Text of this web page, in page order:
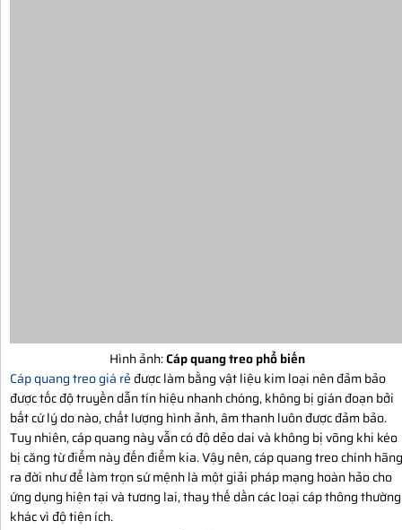
Hình ảnh:Cáp quang treo phổ biến
Cáp quang treo giá rẻ được làm bằng vật liệu kim loại nên đảm bảo
được tốc độ truyền dẫn tín hiệu nhanh chóng, không bị gián đoạn bởi
bất cứ lý do nào, chất lượng hình ảnh, âm thanh luôn được đảm bảo.
Tuy nhiên, cáp quang này vẫn có độ dẻo dai và không bị võng khi kéo
bị căng từ điểm này đến điểm kia. Vậy nên, cáp quang treo chính hãng
ra đời như để làm trọn sứ mệnh là một giải pháp mạng hoàn hảo cho
ứng dụng hiện tại và tương lai, thay thế dần các loại cáp thông thường
khác vì độ tiện ích.